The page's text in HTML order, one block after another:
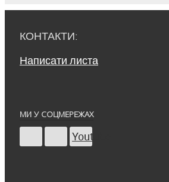
КОНТАКТИ:
Написати листа
МИ У СОЦМЕРЕЖАХ
Youtube